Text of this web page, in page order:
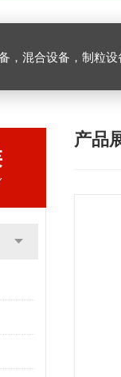
，混合设备，制粒
产品